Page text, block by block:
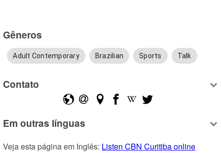
Gêneros
Adult Contemporary Brazilian Sports Talk
Contato
Em outras línguas
Veja esta página em Inglês: Listen CBN Curitiba online